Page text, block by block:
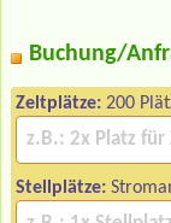
Buchung/
Zeltplätze: 200
Stellplätze: